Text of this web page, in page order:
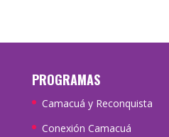
PROGRAMAS
Camacuá y Reconquista
Conexión Camacuá